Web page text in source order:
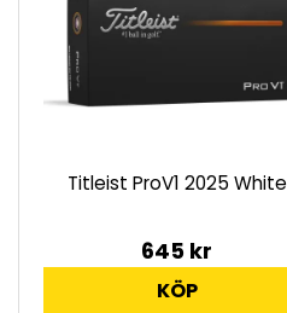
Titleist ProV1 2025 White
645 kr
KÖP